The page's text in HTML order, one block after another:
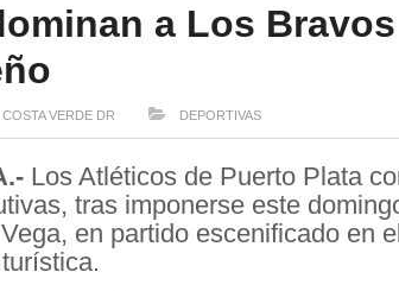
a Los
COSTA VERDE DR DEPORTIVAS
Los Atléticos de Puerto Plata
tras imponerse este
en partido escenificado en